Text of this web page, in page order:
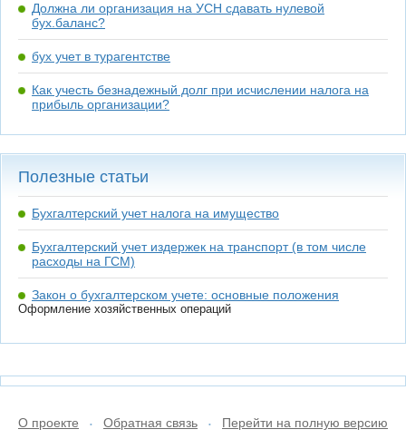
Должна ли организация на УСН сдавать нулевой
бух.баланс?
бух учет в турагентстве
Как учесть безнадежный долг при исчислении налога на
прибыль организации?
Полезные статьи
Бухгалтерский учет налога на имущество
Бухгалтерский учет издержек на транспорт (в том числе
расходы на ГСМ)
Закон о бухгалтерском учете: основные положения
Оформление хозяйственных операций
О проекте • Обратная связь • Перейти на полную версию